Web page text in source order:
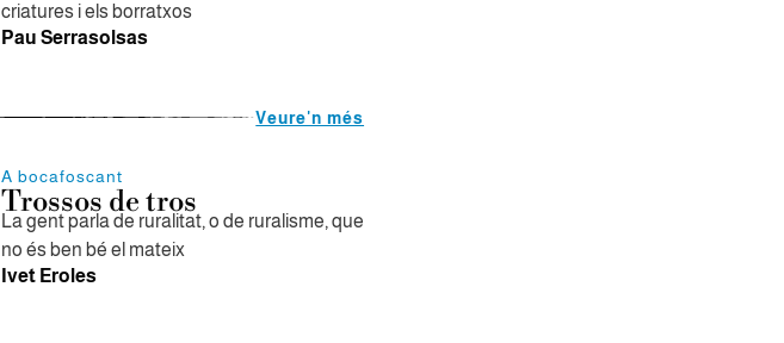
criatures i els borratxos
Pau Serrasolsas
Veure'n més
A bocafoscant
Trossos de tros
La gent parla de ruralitat, o de ruralisme, que
no és ben bé el mateix
Ivet Eroles